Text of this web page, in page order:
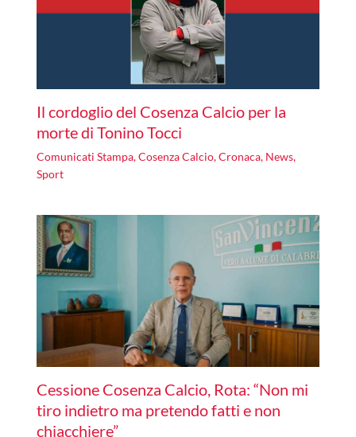
Il cordoglio del Cosenza Calcio per la
morte di Tonino Tocci
Comunicati Stampa,Cosenza Calcio,Cronaca, News,
Sport
Cessione Cosenza Calcio, Rota: “Non mi
tiro indietro ma pretendo fatti e non
chiacchiere”